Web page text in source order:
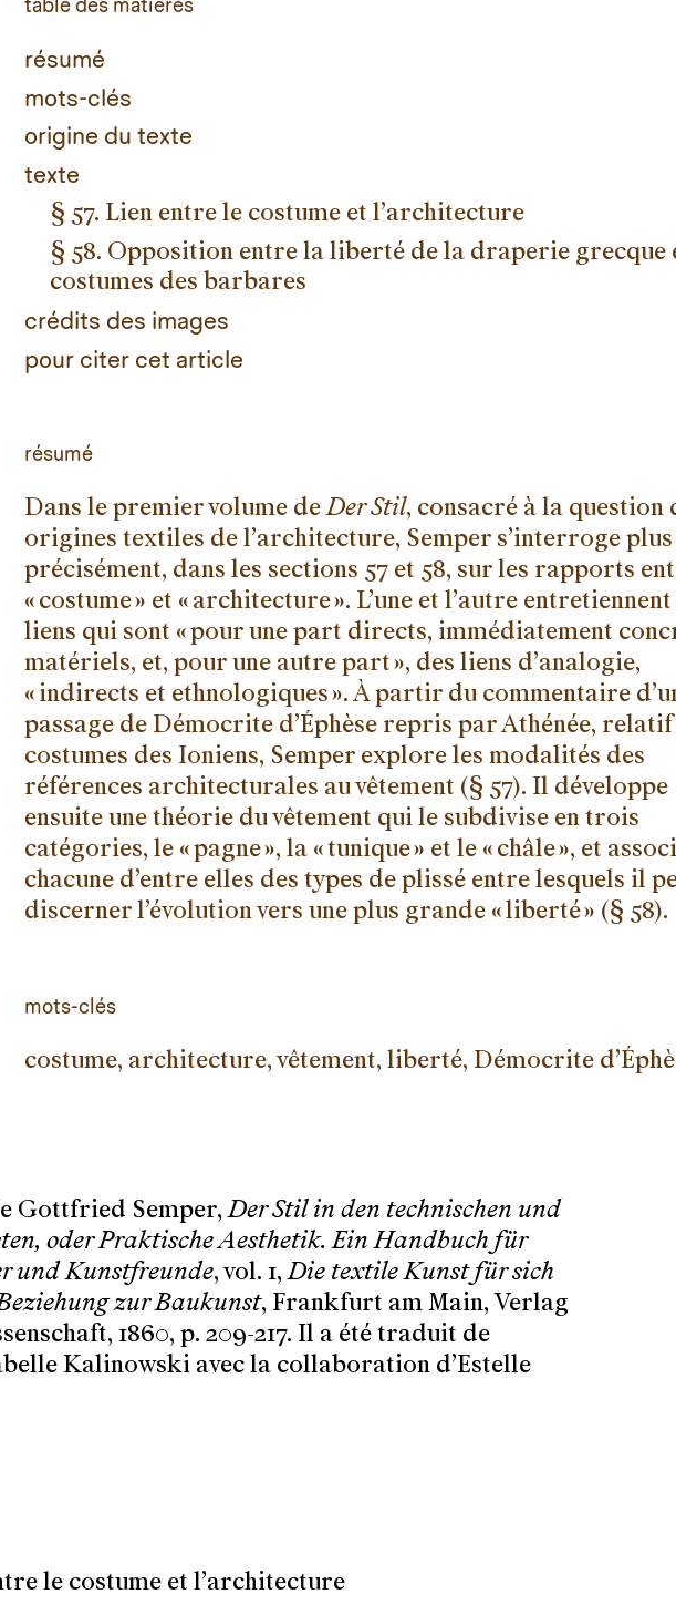
résumé
mots-clés
origine du texte
texte
§ 57. Lien entre le costume et l’architecture
§ 58. Opposition entre la liberté de la draperie grecque
costumes des barbares
crédits des images
pour citer cet article
résumé
Dans le premier volume deDer Stil, consacré à la question
origines textiles de l’architecture, Semper s’interroge plus
précisément, dans les sections 57 et 58, sur les rapports
« costume » et « architecture ». L’une et l’autre
liens qui sont « pour une part directs, immédiatement
matériels, et, pour une autre part », des liens d’analogie,
« indirects et ethnologiques ». À partir du commentaire
passage de Démocrite d’Éphèse repris par Athénée,
costumes des Ioniens, Semper explore les modalités des
références architecturales au vêtement (§ 57). Il développe
ensuite une théorie du vêtement qui le subdivise en trois
catégories, le « pagne », la « tunique » et le « châle », et
chacune d’entre elles des types de plissé entre lesquels il
discerner l’évolution vers une plus grande « liberté » (§ 58).
mots-clés
costume, architecture, vêtement, liberté, Démocrite
Gottfried Semper,Der Stil in den technischen und
oder Praktische Aesthetik. Ein Handbuch für
und Kunstfreunde, vol. 1,Die textile Kunst für sich
zur Baukunst, Frankfurt am Main, Verlag
1860, p. 209-217. Il a été traduit de
Kalinowski avec la collaboration d’Estelle
le costume et l’architecture